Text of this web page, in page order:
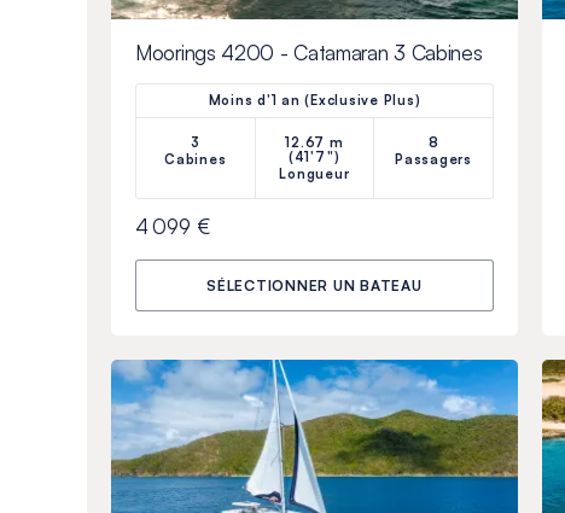
Moorings 4200 - Catamaran 3 Cabines
Moins d'1 an (Exclusive Plus)
3
Cabines
12.67 m
(41'7")
Longueur
8
Passagers
4 099 €
SÉLECTIONNER UN BATEAU